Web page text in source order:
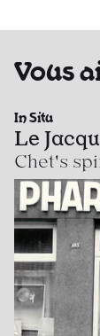
Vous
In Situ
Le
Chet's